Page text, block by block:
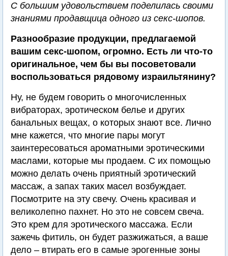
С большим удовольствием поделилась своими
знаниями продавщица одного из секс-шопов.
Разнообразие продукции, предлагаемой
вашим секс-шопом, огромно. Есть ли что-то
оригинальное, чем бы вы посоветовали
воспользоваться рядовому израильтянину?
Ну, не будем говорить о многочисленных
вибраторах, эротическом белье и других
банальных вещах, о которых знают все. Лично
мне кажется, что многие пары могут
заинтересоваться ароматными эротическими
маслами, которые мы продаем. С их помощью
можно делать очень приятный эротический
массаж, а запах таких масел возбуждает.
Посмотрите на эту свечу. Очень красивая и
великолепно пахнет. Но это не совсем свеча.
Это крем для эротического массажа. Если
зажечь фитиль, он будет разжижаться, а ваше
дело – втирать его в самые эрогенные зоны